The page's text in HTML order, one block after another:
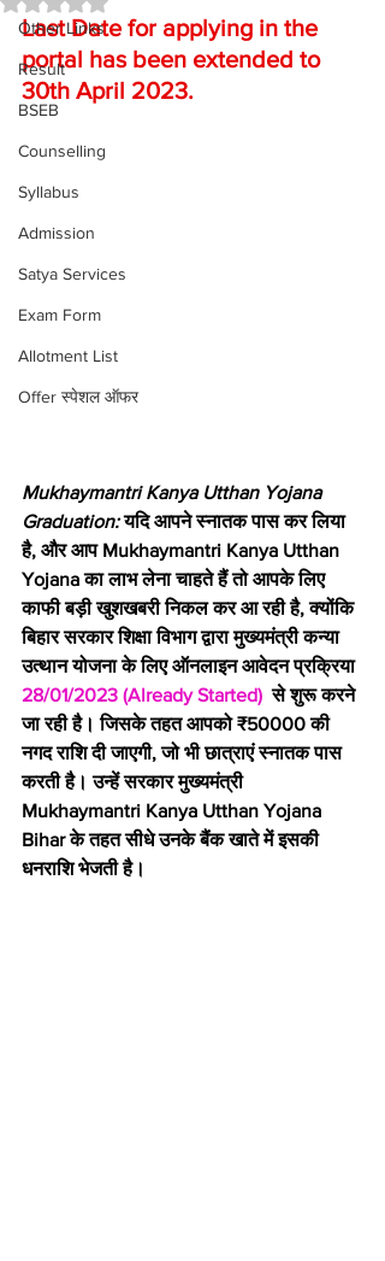
Other Links
Result
BSEB
Counselling
Syllabus
Admission
Satya Services
Exam Form
Allotment List
Offer स्पेशल ऑफर
Last Date for applying in the
portal has been extended to
30th April 2023.
Mukhaymantri Kanya Utthan Yojana
Graduation: यदि आपने स्नातक पास कर लिया
है, और आप Mukhaymantri Kanya Utthan
Yojana का लाभ लेना चाहते हैं तो आपके लिए
काफी बड़ी खुशखबरी निकल कर आ रही है, क्योंकि
बिहार सरकार शिक्षा विभाग द्वारा मुख्यमंत्री कन्या
उत्थान योजना के लिए ऑनलाइन आवेदन प्रक्रिया
28/01/2023 (Already Started)
  से शुरू करने
जा रही है। जिसके तहत आपको ₹50000 की
नगद राशि दी जाएगी, जो भी छात्राएं स्नातक पास
करती है। उन्हें सरकार मुख्यमंत्री
Mukhaymantri Kanya Utthan Yojana
Bihar के तहत सीधे उनके बैंक खाते में इसकी
धनराशि भेजती है।